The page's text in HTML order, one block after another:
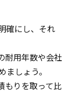
確にし、それ
耐用年数や会社
ましょう。
もりを取って比